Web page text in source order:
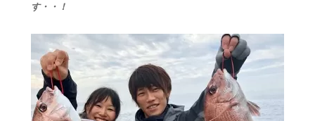
す・・！